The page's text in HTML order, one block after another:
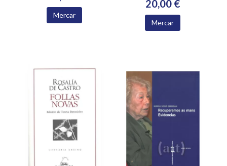
Mercar
20,00 €
Mercar